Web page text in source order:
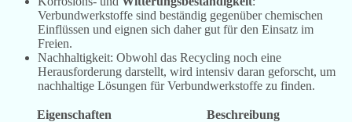
Verbundwerkstoffe sind beständig gegenüber chemischen
Einflüssen und eignen sich daher gut für den Einsatz im
Freien.
Nachhaltigkeit: Obwohl das Recycling noch eine
Herausforderung darstellt, wird intensiv daran geforscht, um
nachhaltige Lösungen für Verbundwerkstoffe zu finden.
Eigenschaften Beschreibung